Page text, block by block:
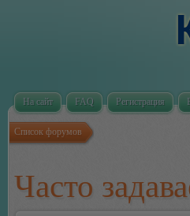
На сайт FAQ Регистрация
Список форумов
Часто